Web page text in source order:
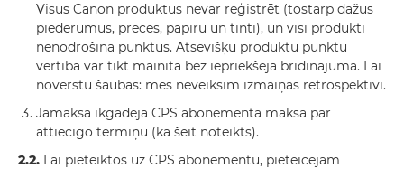
Visus Canon produktus nevar reģistrēt (tostarp dažus
piederumus, preces, papīru un tinti), un visi produkti
nenodrošina punktus. Atsevišķu produktu punktu
vērtība var tikt mainīta bez iepriekšēja brīdinājuma. Lai
novērstu šaubas: mēs neveiksim izmaiņas retrospektīvi.
Jāmaksā ikgadējā CPS abonementa maksa par
attiecīgo termiņu (kā šeit noteikts).
2.2. Lai pieteiktos uz CPS abonementu, pieteicējam